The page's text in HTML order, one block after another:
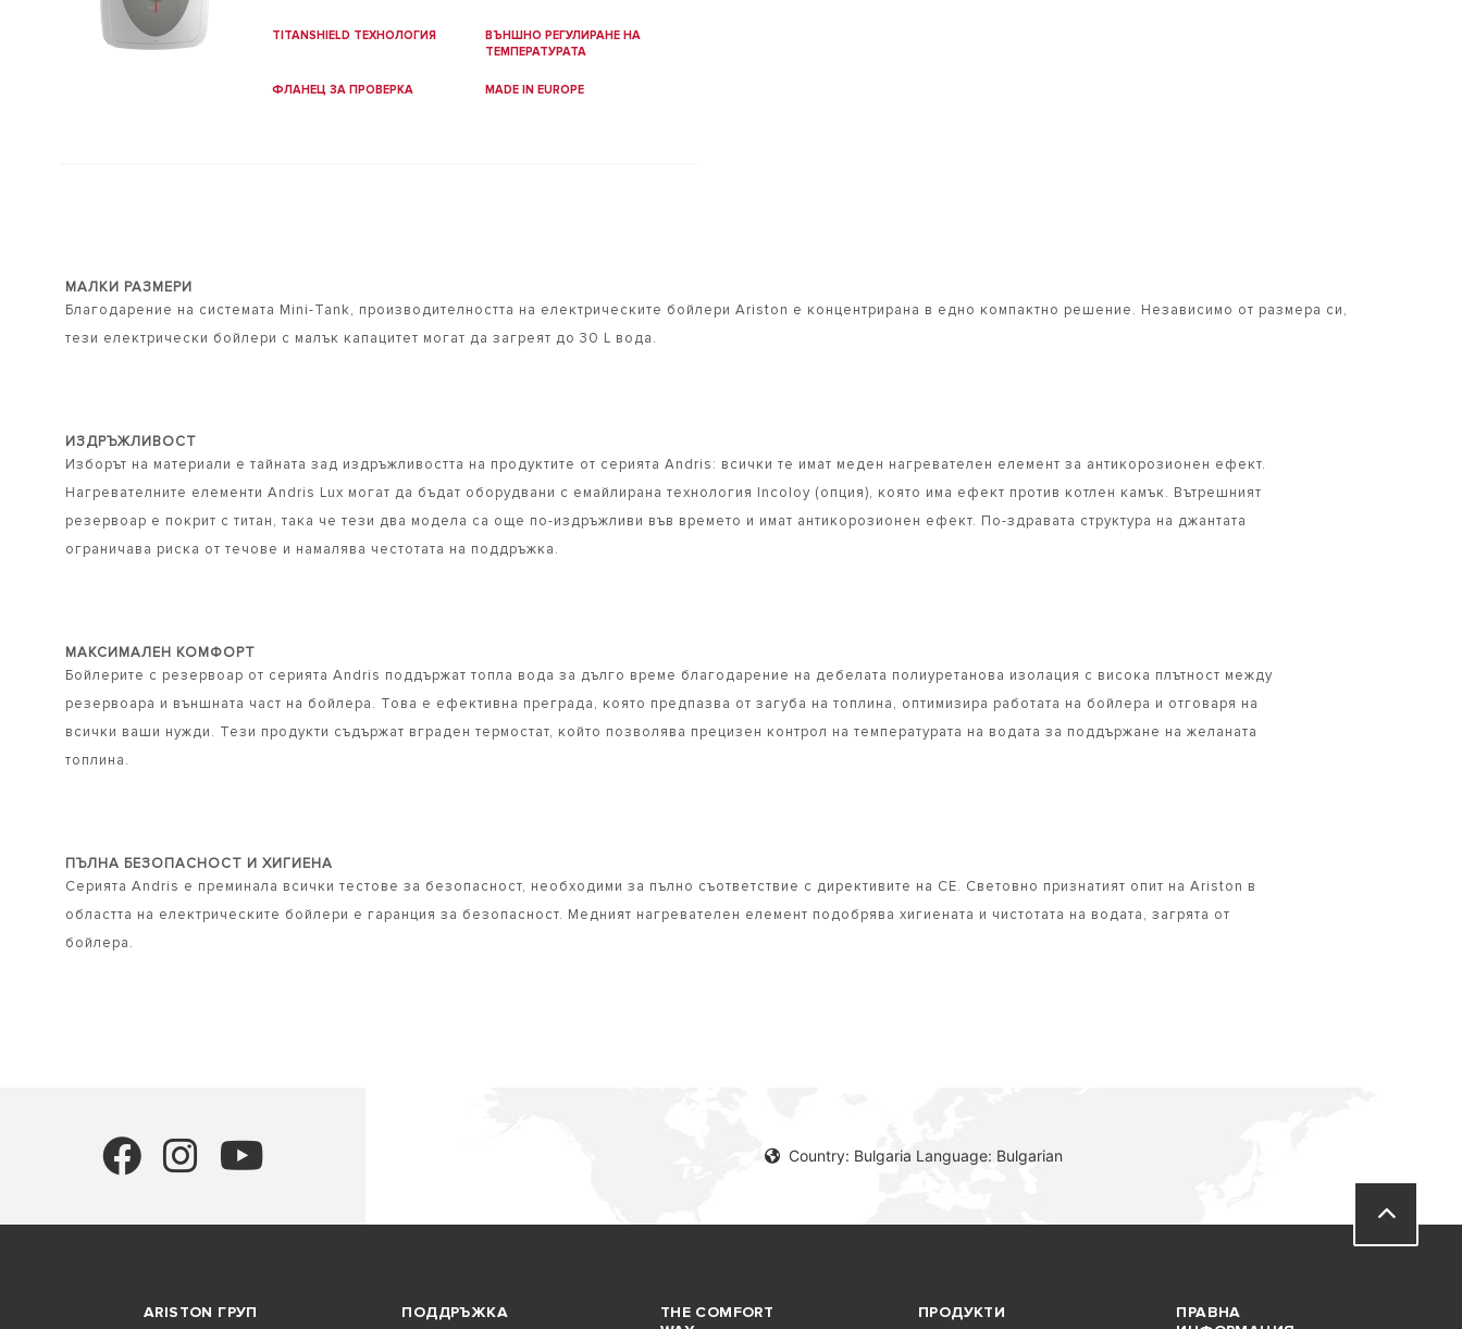
TITANSHIELD ТЕХНОЛОГИЯ
ВЪНШНО РЕГУЛИРАНЕ НА
ТЕМПЕРАТУРАТА
ФЛАНЕЦ ЗА ПРОВЕРКА MADE IN EUROPE
МАЛКИ РАЗМЕРИ
Благодарение на системата Mini-Tank, производителността на електрическите бойлери Ariston е концентрирана в едно компактно решение. Независимо от размера си,
тези електрически бойлери с малък капацитет могат да загреят до 30 L вода.
ИЗДРЪЖЛИВОСТ
Изборът на материали е тайната зад издръжливостта на продуктите от серията Andris: всички те имат меден нагревателен елемент за антикорозионен ефект.
Нагревателните елементи Andris Lux могат да бъдат оборудвани с емайлирана технология Incoloy (опция), която има ефект против котлен камък. Вътрешният
резервоар е покрит с титан, така че тези два модела са още по-издръжливи във времето и имат антикорозионен ефект. По-здравата структура на джантата
ограничава риска от течове и намалява честотата на поддръжка.
МАКСИМАЛЕН КОМФОРТ
Бойлерите с резервоар от серията Andris поддържат топла вода за дълго време благодарение на дебелата полиуретанова изолация с висока плътност между
резервоара и външната част на бойлера. Това е ефективна преграда, която предпазва от загуба на топлина, оптимизира работата на бойлера и отговаря на
всички ваши нужди. Тези продукти съдържат вграден термостат, който позволява прецизен контрол на температурата на водата за поддържане на желаната
топлина.
ПЪЛНА БЕЗОПАСНОСТ И ХИГИЕНА
Серията Andris е преминала всички тестове за безопасност, необходими за пълно съответствие с директивите на CE. Световно признатият опит на Ariston в
областта на електрическите бойлери е гаранция за безопасност. Медният нагревателен елемент подобрява хигиената и чистотата на водата, загрята от
бойлера.
Country: Bulgaria Language: Bulgarian
ARISTON ГРУП ПОДДРЪЖКА
THE COMFORT
ПРОДУКТИ
ПРАВНА